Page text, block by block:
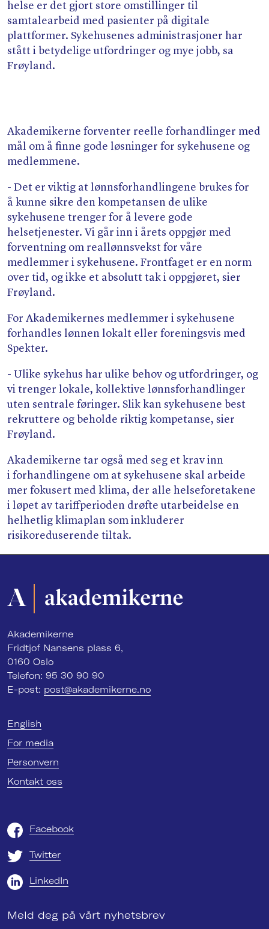
helse er det gjort store omstillinger til
samtalearbeid med pasienter på digitale
plattformer. Sykehusenes administrasjoner har
stått i betydelige utfordringer og mye jobb, sa
Frøyland.
Akademikerne forventer reelle forhandlinger med
mål om å finne gode løsninger for sykehusene og
medlemmene.
- Det er viktig at lønnsforhandlingene brukes for
å kunne sikre den kompetansen de ulike
sykehusene trenger for å levere gode
helsetjenester. Vi går inn i årets oppgjør med
forventning om reallønnsvekst for våre
medlemmer i sykehusene. Frontfaget er en norm
over tid, og ikke et absolutt tak i oppgjøret, sier
Frøyland.
For Akademikernes medlemmer i sykehusene
forhandles lønnen lokalt eller foreningsvis med
Spekter.
- Ulike sykehus har ulike behov og utfordringer, og
vi trenger lokale, kollektive lønnsforhandlinger
uten sentrale føringer. Slik kan sykehusene best
rekruttere og beholde riktig kompetanse, sier
Frøyland.
Akademikerne tar også med seg et krav inn
i forhandlingene om at sykehusene skal arbeide
mer fokusert med klima, der alle helseforetakene
i løpet av tariffperioden drøfte utarbeidelse en
helhetlig klimaplan som inkluderer
risikoreduserende tiltak.
Akademikerne
Fridtjof Nansens plass 6,
0160 Oslo
Telefon: 95 30 90 90
E-post: post@akademikerne.no
English
For media
Personvern
Kontakt oss
Facebook
Twitter
LinkedIn
Meld deg på vårt nyhetsbrev